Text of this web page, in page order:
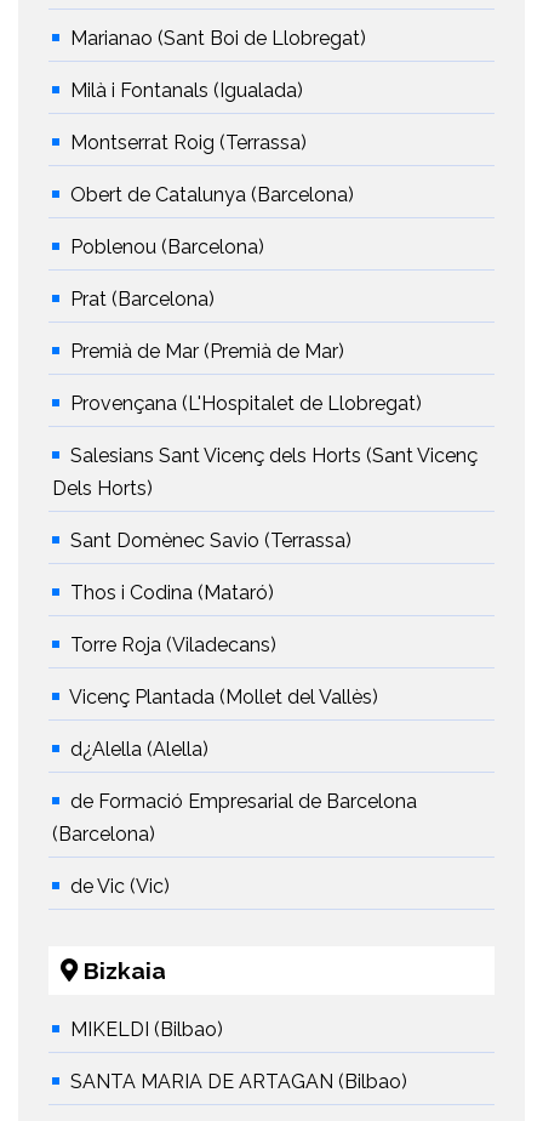
Marianao (Sant Boi de Llobregat)
Milà i Fontanals (Igualada)
Montserrat Roig (Terrassa)
Obert de Catalunya (Barcelona)
Poblenou (Barcelona)
Prat (Barcelona)
Premià de Mar (Premià de Mar)
Provençana (L'Hospitalet de Llobregat)
Salesians Sant Vicenç dels Horts (Sant Vicenç
Dels Horts)
Sant Domènec Savio (Terrassa)
Thos i Codina (Mataró)
Torre Roja (Viladecans)
Vicenç Plantada (Mollet del Vallès)
d¿Alella (Alella)
de Formació Empresarial de Barcelona
(Barcelona)
de Vic (Vic)
Bizkaia
MIKELDI (Bilbao)
SANTA MARIA DE ARTAGAN (Bilbao)